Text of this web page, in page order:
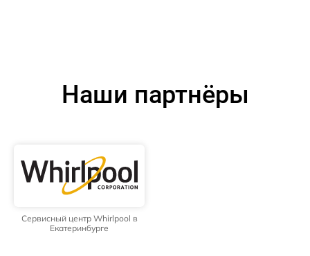
Наши партнёры
Сервисный центр Whirlpool в
Екатеринбурге